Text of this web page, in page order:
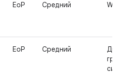
EoP Средний
EoP Средний